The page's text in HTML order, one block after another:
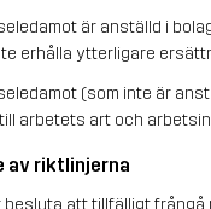
är anställd i
erhålla ytterligare
(som inte är
arbetets art och
av riktlinjerna
att tillfälligt frångå